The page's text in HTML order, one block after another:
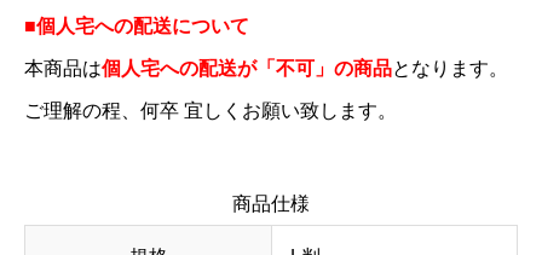
■個人宅への配送について
本商品は個人宅への配送が「不可」の商品となります。
ご理解の程、何卒 宜しくお願い致します。
商品仕様